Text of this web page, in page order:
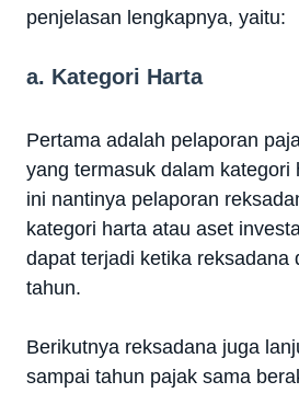
penjelasan lengkapnya, yaitu:
a. Kategori Harta
Pertama adalah pelaporan
yang termasuk dalam kategori
ini nantinya pelaporan
kategori harta atau aset
dapat terjadi ketika reksadana
tahun.
Berikutnya reksadana juga
sampai tahun pajak sama